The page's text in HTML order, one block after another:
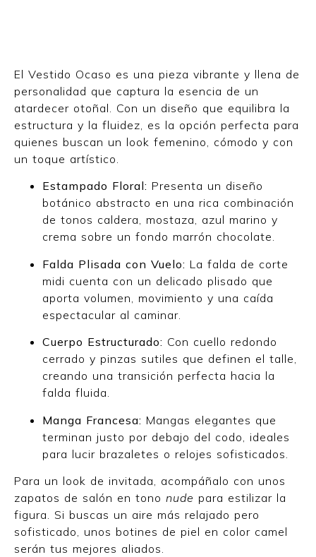
El Vestido Ocaso es una pieza vibrante y llena de
personalidad que captura la esencia de un
atardecer otoñal. Con un diseño que equilibra la
estructura y la fluidez, es la opción perfecta para
quienes buscan un look femenino, cómodo y con
un toque artístico.
Estampado Floral: Presenta un diseño
botánico abstracto en una rica combinación
de tonos caldera, mostaza, azul marino y
crema sobre un fondo marrón chocolate.
Falda Plisada con Vuelo: La falda de corte
midi cuenta con un delicado plisado que
aporta volumen, movimiento y una caída
espectacular al caminar.
Cuerpo Estructurado: Con cuello redondo
cerrado y pinzas sutiles que definen el talle,
creando una transición perfecta hacia la
falda fluida.
Manga Francesa: Mangas elegantes que
terminan justo por debajo del codo, ideales
para lucir brazaletes o relojes sofisticados.
Para un look de invitada, acompáñalo con unos
zapatos de salón en tono nude para estilizar la
figura. Si buscas un aire más relajado pero
sofisticado, unos botines de piel en color camel
serán tus mejores aliados.